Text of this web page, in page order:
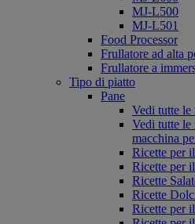
MJ-L500
MJ-L501
Food Processor
Frullatore ad alta
Frullatore a
Tipo di piatto
Pane
Vedi tutte le
Vedi tutte le
macchina
Ricette per
Ricette per
Ricette
Ricette
Ricette per